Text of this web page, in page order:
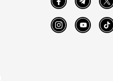
FacebookTelegram
InstagramYouTube